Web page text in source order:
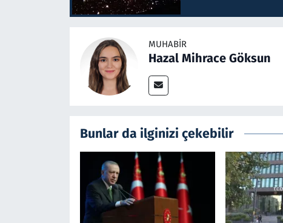
MUHABIR
Hazal Mihrace Göksun
Bunlar da ilginizi çekebilir